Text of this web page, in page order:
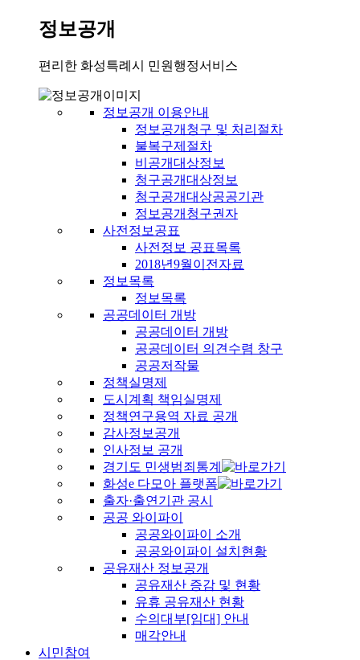
정보공개
편리한 화성특례시 민원행정서비스
정보공개 이용안내
정보공개청구 및 처리절차
불복구제절차
비공개대상정보
청구공개대상정보
청구공개대상공공기관
정보공개청구권자
사전정보공표
사전정보 공표목록
2018년9월이전자료
정보목록
정보목록
공공데이터 개방
공공데이터 개방
공공데이터 의견수렴 창구
공공저작물
정책실명제
도시계획 책임실명제
정책연구용역 자료 공개
감사정보공개
인사정보 공개
경기도 민생범죄통계
화성e 다모아 플랫폼
출자·출연기관 공시
공공 와이파이
공공와이파이 소개
공공와이파이 설치현황
공유재산 정보공개
공유재산 증감 및 현황
유휴 공유재산 현황
수의대부[임대] 안내
매각안내
시민참여